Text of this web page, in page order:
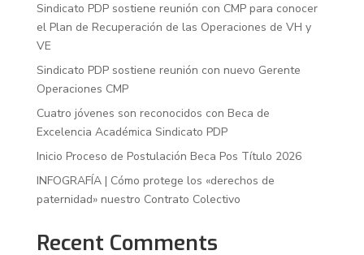
Sindicato PDP sostiene reunión con CMP para conocer
el Plan de Recuperación de las Operaciones de VH y
VE
Sindicato PDP sostiene reunión con nuevo Gerente
Operaciones CMP
Cuatro jóvenes son reconocidos con Beca de
Excelencia Académica Sindicato PDP
Inicio Proceso de Postulación Beca Pos Título 2026
INFOGRAFÍA | Cómo protege los «derechos de
paternidad» nuestro Contrato Colectivo
Recent Comments